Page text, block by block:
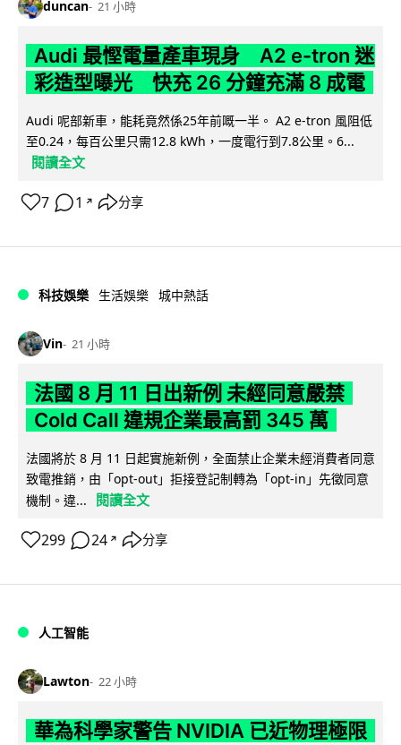
duncan 21 小時
Audi 最慳電量產車現身 A2 e-tron 迷
彩造型曝光 快充 26 分鐘充滿 8 成電
Audi 呢部新車，能耗竟然係25年前嘅一半。 A2 e-tron 風阻低
至0.24，每百公里只需12.8 kWh，一度電行到7.8公里。6...
閱讀全文
7 1 ↗ 分享
科技娛樂 生活娛樂 城中熱話
Vin 21 小時
法國 8 月 11 日出新例 未經同意嚴禁
Cold Call 違規企業最高罰 345 萬
法國將於 8 月 11 日起實施新例，全面禁止企業未經消費者同意
致電推銷，由「opt-out」拒接登記制轉為「opt-in」先徵同意
機制。違...
閱讀全文
299 24 ↗ 分享
人工智能
Lawton 22 小時
華為科學家警告 NVIDIA 已近物理極限